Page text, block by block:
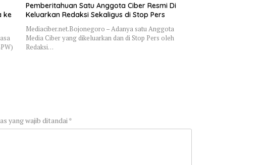
ke
Pemberitahuan Satu Anggota Ciber Resmi Di
Keluarkan Redaksi Sekaligus di Stop Pers
Mediaciber.net.Bojonegoro – Adanya satu Anggota
Media Ciber yang dikeluarkan dan di Stop Pers oleh
Redaksi…
yang wajib ditandai*